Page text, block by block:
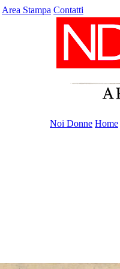
Area Stampa Contatti
Noi Donne Home